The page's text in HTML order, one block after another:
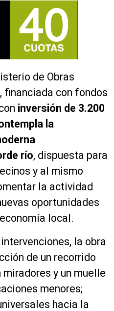
de Obras
financiada con fondos
inversión de 3.200
la
río, dispuesta para
y al mismo
la actividad
oportunidades
local.
la obra
de un recorrido
y un muelle
menores;
hacia la